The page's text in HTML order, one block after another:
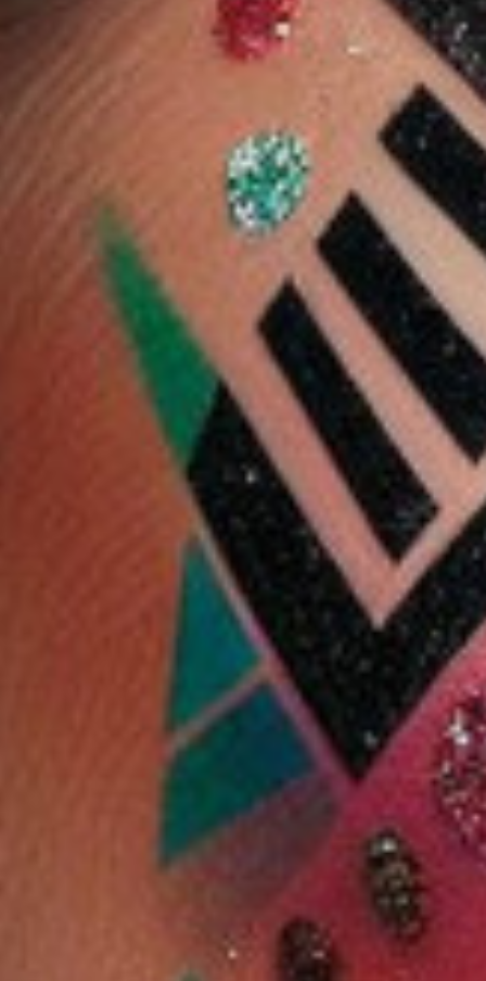
شيجلام لايك ماجيك 12
العيوب
بتغطية كاملة 3.8 غرام -
2.238 دب
اشتر الآن
شجلام
10 %
آيلاينر كريمي من شي
غلام 0.25 جم – بني
1.428 دب
1.285 دب
أضف
اشتر الآن
شجلام
برايمر شيجلام بيرثداي
فرشاة
وتكثيفه
اشتر الآن
استريتر الرجال للشعر
واللحية Hr-7110 30w
اشتر الآن